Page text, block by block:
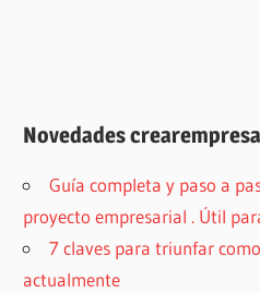
Novedades
Guía completa y paso a
proyecto empresarial . Útil
7 claves para triunfar
actualmente